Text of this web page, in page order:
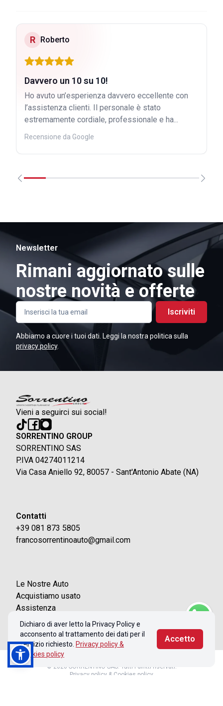
R Roberto
Davvero un 10 su 10!
Ho avuto un’esperienza davvero eccellente con
l’assistenza clienti. Il personale è stato
estremamente cordiale, professionale e ha...
Recensione da Google
Newsletter
Rimani aggiornato sulle
nostre novità e offerte
Iscriviti
Abbiamo a cuore i tuoi dati. Leggi la nostra politica sulla
privacy policy.
Vieni a seguirci sui social!
SORRENTINO GROUP
SORRENTINO SAS
P.IVA 04274011214
Via Casa Aniello 92, 80057 - Sant'Antonio Abate (NA)
Contatti
+39 081 873 5805
francosorrentinoauto@gmail.com
Le Nostre Auto
Acquistiamo usato
Assistenza
Contatti
Dichiaro di aver letto la Privacy Policy e
acconsento al trattamento dei dati per il
servizio richiesto. Privacy policy &
Cookies policy
Accetto
© 2026 SORRENTINO SAS. Tutti i diritti riservati.
Privacy policy & Cookies policy